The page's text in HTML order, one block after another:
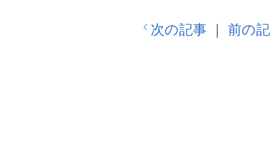
次の記事 ｜ 前の